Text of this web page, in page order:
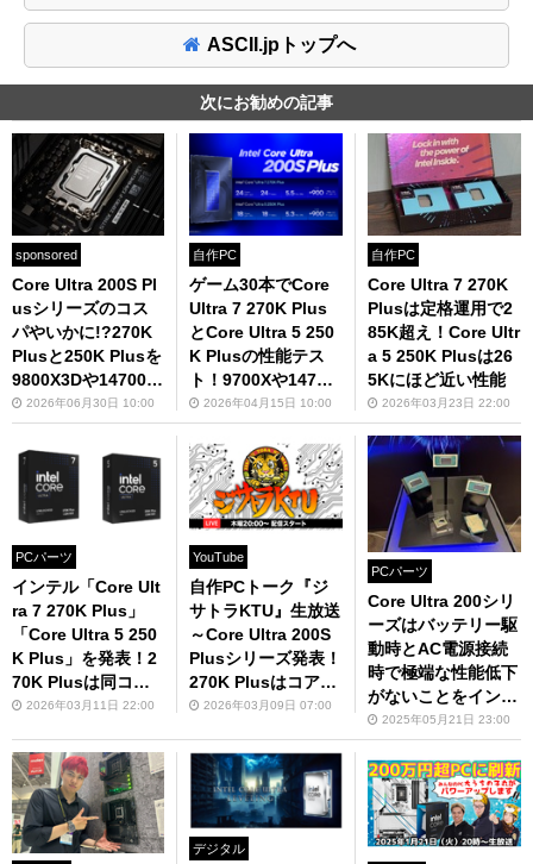
ASCII.jpトップへ
次にお勧めの記事
sponsored
Core Ultra 200S Pl
usシリーズのコス
パやいかに!?270K
Plusと250K Plusを
9800X3Dや14700K
と性能比較
2026年06月30日 10:00
自作PC
ゲーム30本でCore
Ultra 7 270K Plus
とCore Ultra 5 250
K Plusの性能テス
ト！9700Xや14700
Kよりも優秀で、Int
el BOTの恩恵も大
きめ
2026年04月15日 10:00
自作PC
Core Ultra 7 270K
Plusは定格運用で2
85K超え！Core Ultr
a 5 250K Plusは26
5Kにほど近い性能
2026年03月23日 22:00
PCパーツ
インテル「Core Ult
ra 7 270K Plus」
「Core Ultra 5 250
K Plus」を発表！2
70K Plusは同コア
数のCore Ultra 9 28
い
2026年03月11日 22:00
YouTube
自作PCトーク『ジ
サトラKTU』生放送
～Core Ultra 200S
Plusシリーズ発表！
270K Plusはコア数
が285Kと同じで250
2026年03月09日 07:00
PCパーツ
Core Ultra 200シリ
ーズはバッテリー駆
動時とAC電源接続
時で極端な性能低下
がないことをインテ
ルがアピール
2025年05月21日 23:00
デジタル